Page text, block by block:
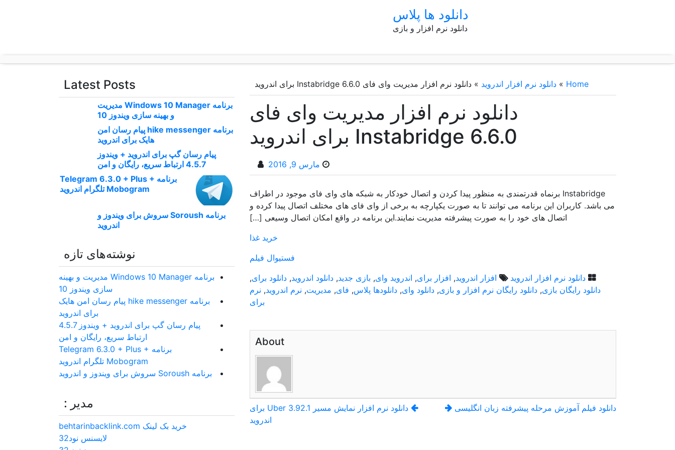
دانلود ها پلاس
دانلود نرم افزار و بازی
Home
» دانلود نرم افزار اندروید » دانلود نرم افزار مدیریت وای فای Instabridge 6.6.0 برای اندروید
دانلود نرم افزار مدیریت وای فای
Instabridge 6.6.0 برای اندروید
مارس 9, 2016
Instabridge برنماه قدرتمندی به منظور پیدا کردن و اتصال خودکار به شبکه های وای فای موجود در اطراف
می باشد. کاربران این برنامه می توانند تا به صورت یکپارچه به برخی از وای فای های مختلف اتصال پیدا کرده و
اتصال های خود را به صورت پیشرفته مدیریت نمایند.این برنامه در واقع امکان اتصال وسیعی […]
خرید غذا
فستیوال فیلم
دانلود نرم افزار اندروید
افزار اندروید, افزار برای, اندروید وای, بازی جدید, دانلود اندروید, دانلود برای,
دانلود رایگان بازی, دانلود رایگان نرم افزار و بازی, دانلود وای, دانلودها پلاس, فای, مدیریت, نرم اندروید, نرم
برای
About
راهبری
دانلود نرم افزار نمایش مسیر Uber 3.92.1 برای
اندروید
دانلود فیلم آموزش مرحله پیشرفته زبان انگلیسی
Latest Posts
برنامه Windows 10 Manager مدیریت
و بهینه سازی ویندوز 10
برنامه hike messenger پیام‌ رسان‌ امن
هایک برای اندروید
پیام رسان گپ برای اندروید + ویندوز
4.5.7 ارتباط سریع، رایگان و امن
برنامه Telegram 6.3.0 + Plus +
Mobogram تلگرام اندروید
برنامه Soroush سروش برای ویندوز و
اندروید
نوشته‌های تازه
برنامه Windows 10 Manager مدیریت و بهینه
سازی ویندوز 10
برنامه hike messenger پیام‌ رسان‌ امن هایک
برای اندروید
پیام رسان گپ برای اندروید + ویندوز 4.5.7
ارتباط سریع، رایگان و امن
برنامه Telegram 6.3.0 + Plus +
Mobogram تلگرام اندروید
برنامه Soroush سروش برای ویندوز و اندروید
مدیر :
خرید بک لینک behtarinbacklink.com
لایسنس نود32